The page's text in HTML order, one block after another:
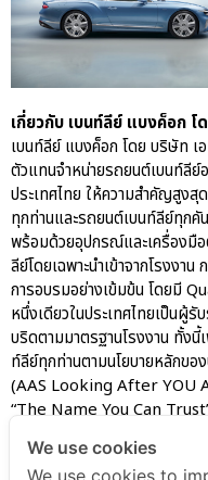
เกี่ยวกับ เบนท์ลีย์ แบงค็อก โ
เบนท์ลีย์ แบงค็อก โดย บริษัท เ
ตัวแทนจำหน่ายรถยนต์เบนท์ลีย์
ประเทศไทย ให้ความสำคัญสูง
ทุกท่านและรถยนต์เบนท์ลีย์ทุกคั
พร้อมด้วยอุปกรณ์และเครื่องมือ
ลีย์โดยเฉพาะนำเข้าจากโรงงา
การอบรมอย่างเข้มข้น โดยมี
หนึ่งเดียวในประเทศไทยเป็นผู้
บริดตามมาตรฐานโรงงาน ทั้งนี้
ท์ลีย์ทุกท่านตามนโยบายหลักขอ
(AAS Looking After YOU
“The Name You Can
We use cookies
We use cookies to